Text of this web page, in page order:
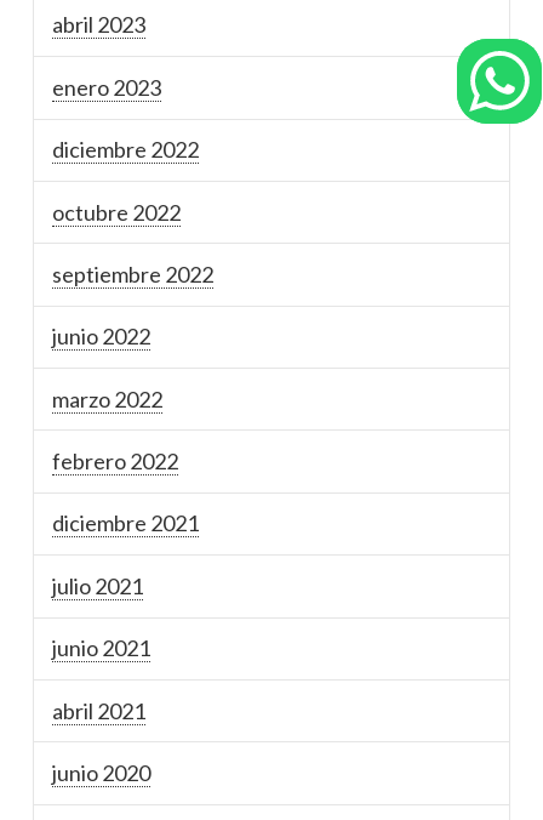
abril 2023
enero 2023
diciembre 2022
octubre 2022
septiembre 2022
junio 2022
marzo 2022
febrero 2022
diciembre 2021
julio 2021
junio 2021
abril 2021
junio 2020